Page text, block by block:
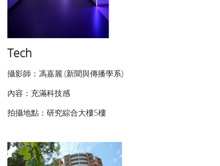
Tech
攝影師：馮嘉麗 (新聞與傳播學系)
內容：充滿科技感
拍攝地點：研究綜合大樓5樓